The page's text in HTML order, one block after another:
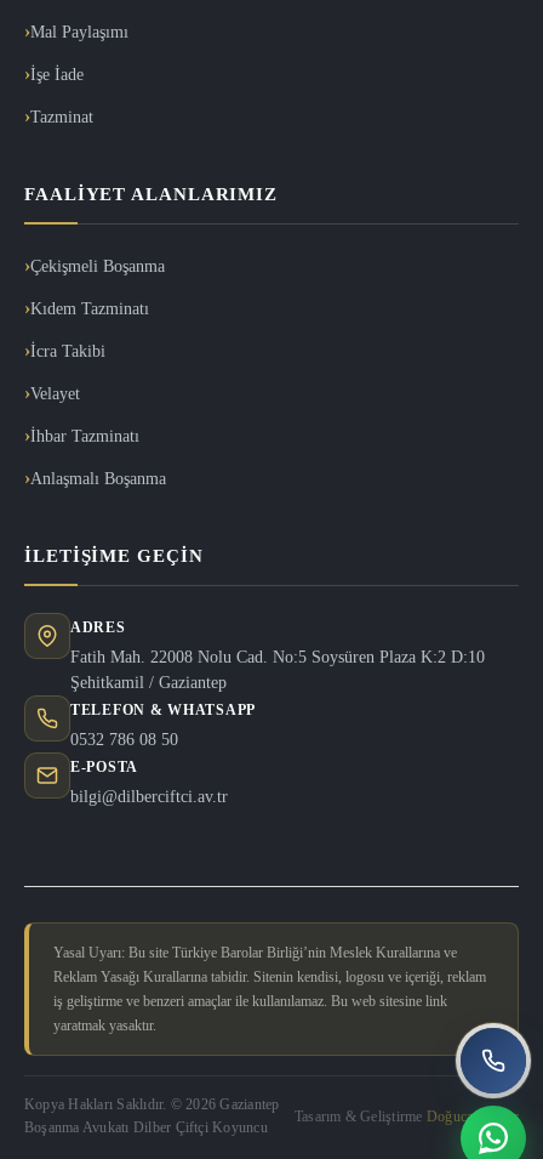
Mal Paylaşımı
İşe İade
Tazminat
FAALIYET ALANLARIMIZ
Çekişmeli Boşanma
Kıdem Tazminatı
İcra Takibi
Velayet
İhbar Tazminatı
Anlaşmalı Boşanma
İLETIŞIME GEÇIN
ADRES
Fatih Mah. 22008 Nolu Cad. No:5 Soysüren Plaza K:2 D:10
Şehitkamil / Gaziantep
TELEFON & WHATSAPP
0532 786 08 50
E-POSTA
bilgi@dilberciftci.av.tr
Yasal Uyarı: Bu site Türkiye Barolar Birliği’nin Meslek Kurallarına ve
Reklam Yasağı Kurallarına tabidir. Sitenin kendisi, logosu ve içeriği, reklam
iş geliştirme ve benzeri amaçlar ile kullanılamaz. Bu web sitesine link
yaratmak yasaktır.
Kopya Hakları Saklıdır. © 2026 Gaziantep
Boşanma Avukatı Dilber Çiftçi Koyuncu
Tasarım & Geliştirme Doğucan Güler